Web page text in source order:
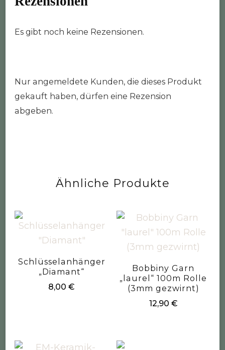
Es gibt noch keine Rezensionen.
Nur angemeldete Kunden, die dieses Produkt
gekauft haben, dürfen eine Rezension
abgeben.
Ähnliche Produkte
Schlüsselanhänger
„Diamant“
8,00€
Bobbiny Garn
„laurel“ 100m Rolle
(3mm gezwirnt)
12,90 €